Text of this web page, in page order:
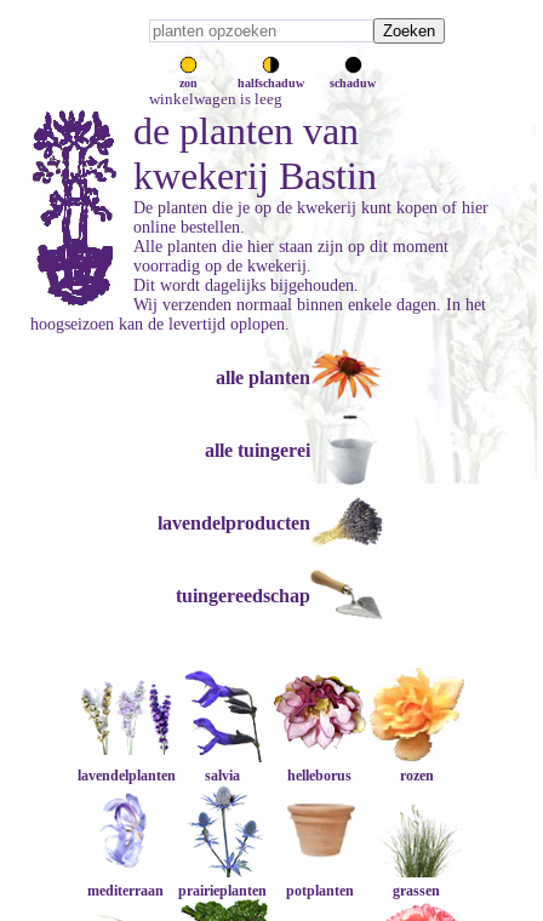
zon halfschaduw schaduw
winkelwagen is leeg
de planten van
kwekerij Bastin
De planten die je op de kwekerij kunt kopen of hier
online bestellen.
Alle planten die hier staan zijn op dit moment
voorradig op de kwekerij.
Dit wordt dagelijks bijgehouden.
Wij verzenden normaal binnen enkele dagen. In het
hoogseizoen kan de levertijd oplopen.
alle planten
alle tuingerei
lavendelproducten
tuingereedschap
lavendelplanten salvia helleborus rozen
mediterraan prairieplanten potplanten grassen